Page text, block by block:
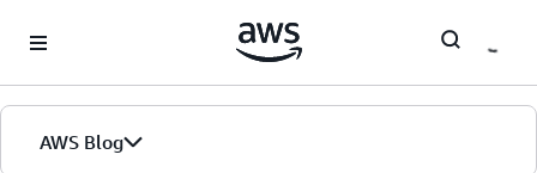
AWS Blog